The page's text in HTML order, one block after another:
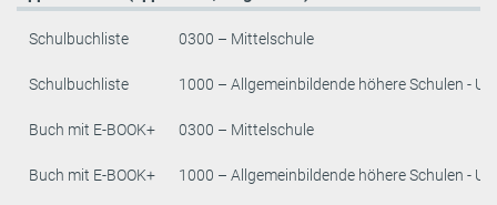
Schulbuchliste 0300 – Mittelschule
Schulbuchliste 1000 – Allgemeinbildende höhere Schulen -
Buch mit E-BOOK+ 0300 – Mittelschule
Buch mit E-BOOK+ 1000 – Allgemeinbildende höhere Schulen -